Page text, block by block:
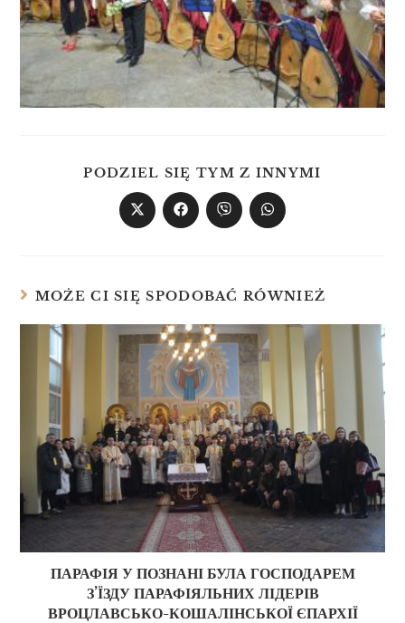
PODZIEL SIĘ TYM Z INNYMI
MOŻE CI SIĘ SPODOBAĆ RÓWNIEŻ
ПАРАФІЯ У ПОЗНАНІ БУЛА ГОСПОДАРЕМ
З’ЇЗДУ ПАРАФІЯЛЬНИХ ЛІДЕРІВ
ВРОЦЛАВСЬКО-КОШАЛІНСЬКОЇ ЄПАРХІЇ